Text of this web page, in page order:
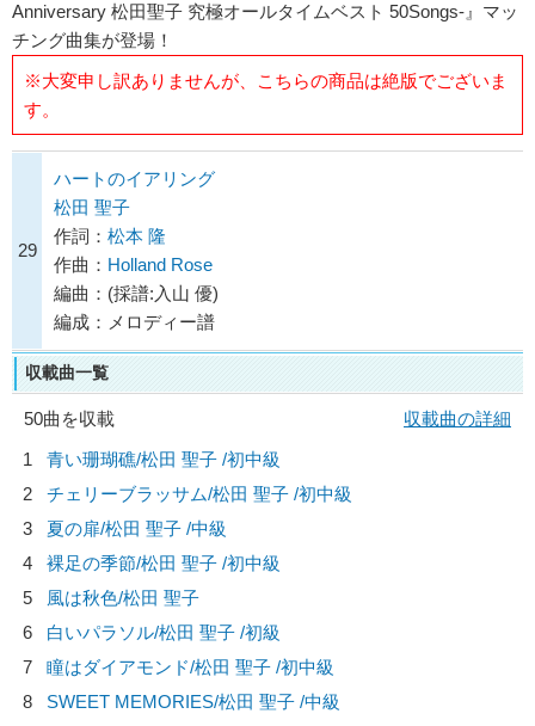
Anniversary 松田聖子 究極オールタイムベスト 50Songs-』マッ
チング曲集が登場！
※大変申し訳ありませんが、こちらの商品は絶版でございま
す。
29
ハートのイアリング
松田 聖子
作詞： 松本 隆
作曲： Holland Rose
編曲：(採譜:入山 優)
編成：メロディー譜
収載曲一覧
50曲を収載
収載曲の詳細
1
青い珊瑚礁/松田 聖子 /初中級
2
チェリーブラッサム/松田 聖子 /初中級
3
夏の扉/松田 聖子 /中級
4
裸足の季節/松田 聖子 /初中級
5
風は秋色/松田 聖子
6
白いパラソル/松田 聖子 /初級
7
瞳はダイアモンド/松田 聖子 /初中級
8
SWEET MEMORIES/松田 聖子 /中級